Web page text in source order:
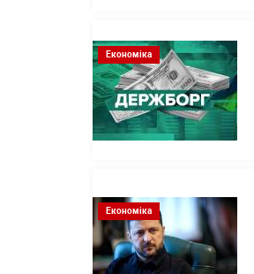
Економіка
Економіка